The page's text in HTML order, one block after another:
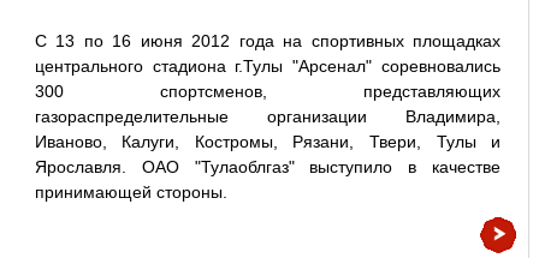
С 13 по 16 июня 2012 года на спортивных площадках
центрального стадиона г.Тулы "Арсенал" соревновались
300 спортсменов, представляющих
газораспределительные организации Владимира,
Иваново, Калуги, Костромы, Рязани, Твери, Тулы и
Ярославля. ОАО "Тулаоблгаз" выступило в качестве
принимающей стороны.